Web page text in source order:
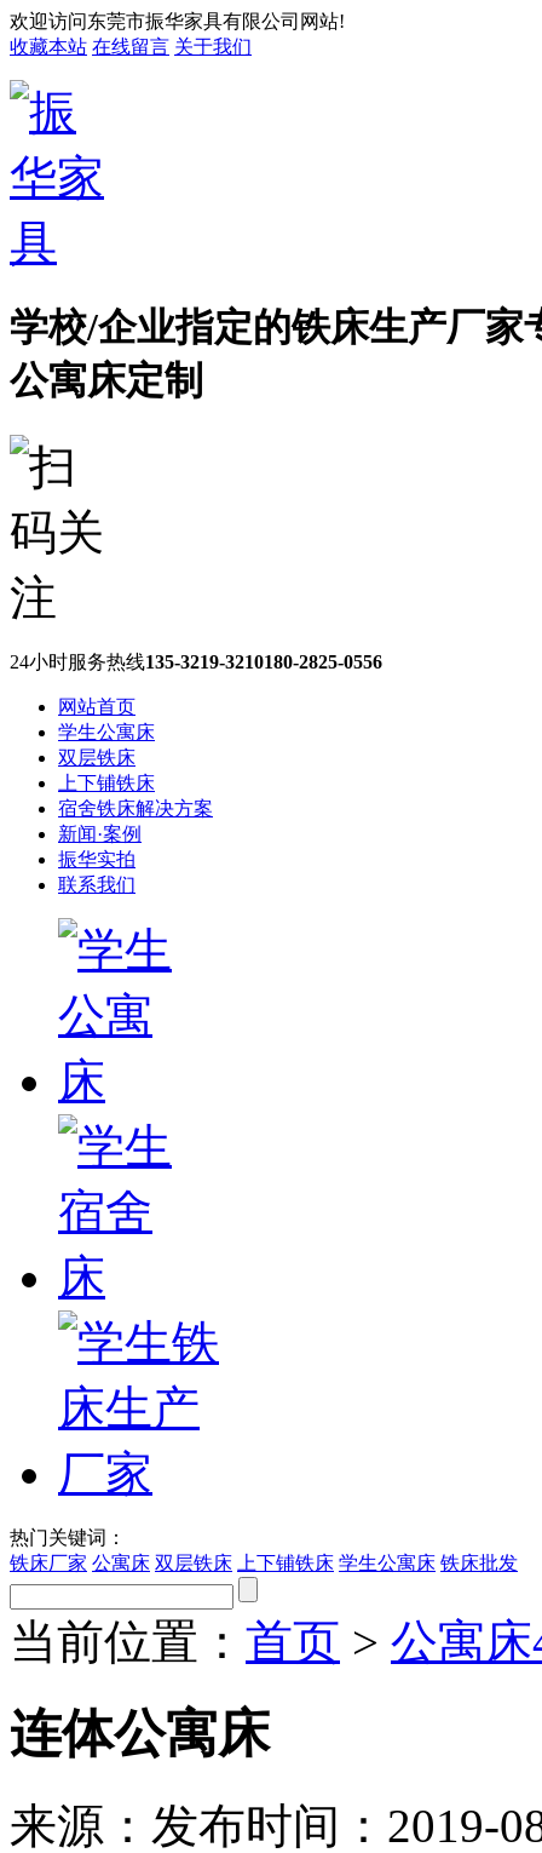
欢迎访问东莞市振华家具有限公司网站!
收藏本站 在线留言 关于我们
学校/企业指定的铁床生产厂家
公寓床定制
24小时服务热线135-3219-3210180-2825-0556
网站首页
学生公寓床
双层铁床
上下铺铁床
宿舍铁床解决方案
新闻·案例
振华实拍
联系我们
热门关键词：
铁床厂家 公寓床 双层铁床 上下铺铁床 学生公寓床 铁床批发
当前位置： 首页 > 公寓
连体公寓床
来源： 发布时间：2019-